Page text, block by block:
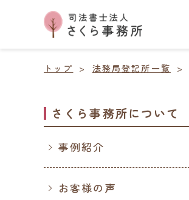
トップ 法務局登記所一覧
さくら事務所について
事例紹介
お客様の声